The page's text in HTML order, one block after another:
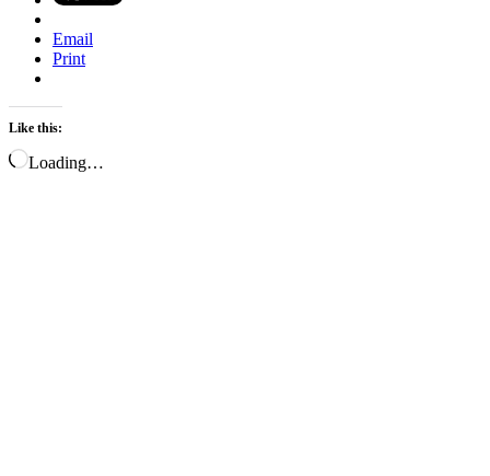
Email
Print
Like this:
Loading…